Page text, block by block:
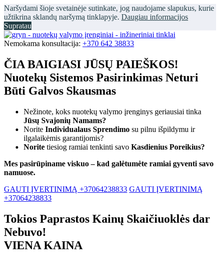
Naršydami šioje svetainėje sutinkate, jog naudojame slapukus, kurie
užtikrina sklandų naršymą tinklapyje. Daugiau informacijos
Supratau
Nemokama konsultacija: +370 642 38833
ČIA BAIGIASI JŪSŲ PAIEŠKOS!
Nuotekų Sistemos Pasirinkimas Neturi
Būti Galvos Skausmas
Nežinote, koks nuotekų valymo įrenginys geriausiai tinka
Jūsų Svajonių Namams?
Norite Individualaus Sprendimo su pilnu išpildymu ir
ilgalaikėmis garantijomis?
Norite tiesiog ramiai tenkinti savo Kasdienius Poreikius?
Mes pasirūpiname viskuo – kad galėtumėte ramiai gyventi savo
namuose.
GAUTI ĮVERTINIMĄ +37064238833 GAUTI ĮVERTINIMĄ
+37064238833
Tokios Paprastos Kainų Skaičiuoklės dar
Nebuvo!
VIENA KAINA